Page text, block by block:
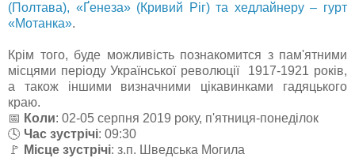
(Полтава), «Ґенеза» (Кривий Ріг) та хедлайнеру – гурт
«Мотанка».
Крім того, буде можливість познакомится з пам'ятними
місцями періоду Української революції 1917-1921 років,
а також іншими визначними цікавинками гадяцького
краю.
📅 Коли: 02-05 серпня 2019 року, п'ятниця-понеділок
🕓 Час зустрічі: 09:30
🚩 Місце зустрічі: з.п. Шведська Могила